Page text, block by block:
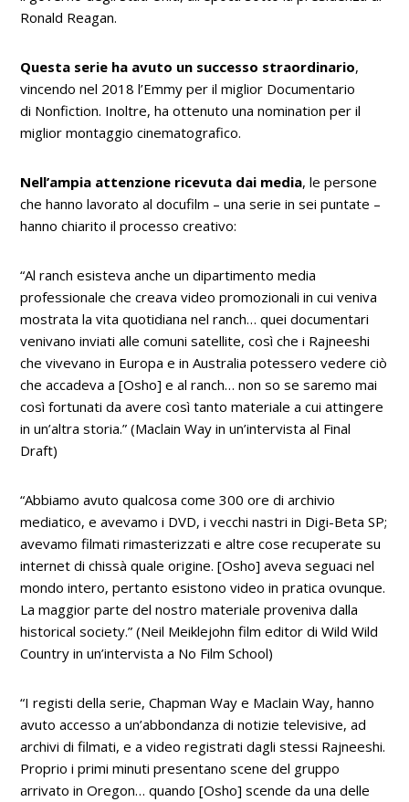
Ronald Reagan.
Questa serie ha avuto un successo straordinario,
vincendo nel 2018 l’Emmy per il miglior Documentario
di Nonfiction. Inoltre, ha ottenuto unanomination per il
miglior montaggio cinematografico.
Nell’ampia attenzione ricevuta dai media, le persone
che hanno lavorato al docufilm – una serie in sei puntate –
hanno chiarito il processo creativo:
“Al ranch esisteva anche un dipartimento media
professionale che creava video promozionali in cui veniva
mostrata la vita quotidiana nel ranch… quei documentari
venivano inviati alle comuni satellite, così che i Rajneeshi
che vivevano in Europa e in Australia potessero vedere ciò
che accadeva a [Osho] e al ranch… non so se saremo mai
così fortunati da avere così tanto materiale a cui attingere
in un’altra storia.” (Maclain Way in un’intervista al Final
Draft)
“Abbiamo avuto qualcosa come 300 ore di archivio
mediatico, e avevamo i DVD, i vecchi nastri in Digi-Beta SP;
avevamo filmati rimasterizzati e altre cose recuperate su
internet di chissà quale origine. [Osho] aveva seguaci nel
mondo intero, pertanto esistono video in pratica ovunque.
La maggior parte del nostro materiale proveniva dalla
historical society.”(Neil Meiklejohn film editor diWild Wild
Country in un’intervista a No Film School)
“I registi della serie, Chapman Way e Maclain Way, hanno
avuto accesso a un’abbondanza di notizie televisive, ad
archivi di filmati, e a video registrati dagli stessi Rajneeshi.
Proprio i primi minuti presentano scene del gruppo
arrivato in Oregon… quando [Osho] scende da una delle